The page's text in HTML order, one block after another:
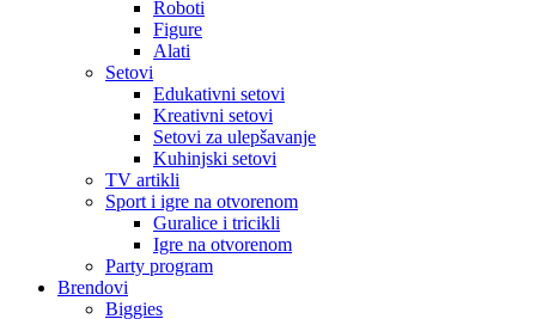
Roboti
Figure
Alati
Setovi
Edukativni setovi
Kreativni setovi
Setovi za ulepšavanje
Kuhinjski setovi
TV artikli
Sport i igre na otvorenom
Guralice i tricikli
Igre na otvorenom
Party program
Brendovi
Biggies